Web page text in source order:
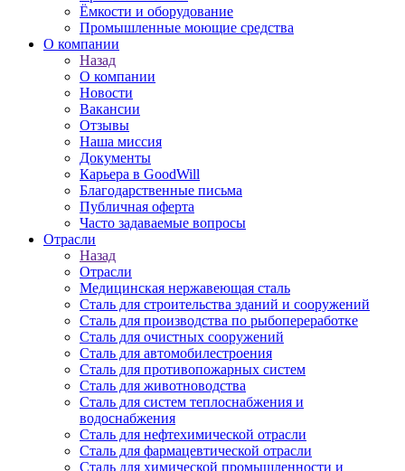
Ёмкости и оборудование
Промышленные моющие средства
О компании
Назад
О компании
Новости
Вакансии
Отзывы
Наша миссия
Документы
Карьера в GoodWill
Благодарственные письма
Публичная оферта
Часто задаваемые вопросы
Отрасли
Назад
Отрасли
Медицинcкая нержавеющая сталь
Сталь для строительства зданий и сооружений
Сталь для производства по рыбопереработке
Сталь для очистных сооружений
Сталь для автомобилестроения
Сталь для противопожарных систем
Сталь для животноводства
Сталь для систем теплоснабжения и
водоснабжения
Сталь для нефтехимической отрасли
Сталь для фармацевтической отрасли
Сталь для химической промышленности и